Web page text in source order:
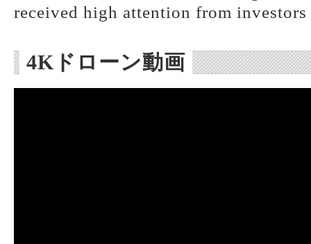
received high attention from
4Kドローン動画